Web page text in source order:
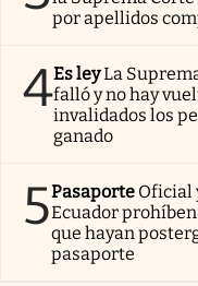
por apellidos
4Es leyLa
falló y no hay
invalidados los
ganado
5Pasaporte Oficial
Ecuador
que hayan
pasaporte